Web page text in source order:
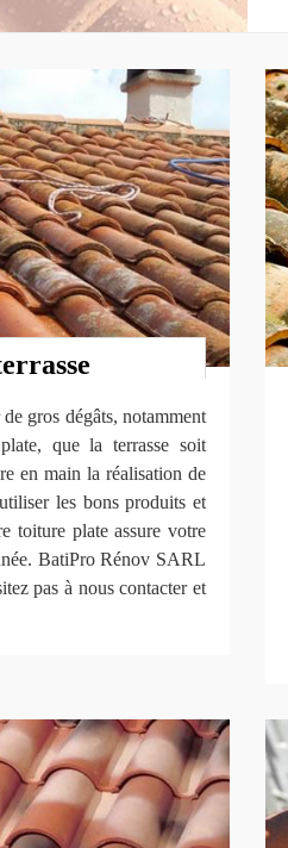
gros dégâts, notamment
que la terrasse soit
en main la réalisation de
les bons produits et
toiture plate assure votre
BatiPro Rénov SARL
pas à nous contacter et